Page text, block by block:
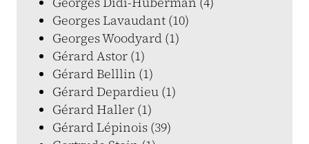
Georges Lavaudant (10)
Georges Woodyard (1)
Gérard Astor (1)
Gérard Belllin (1)
Gérard Depardieu (1)
Gérard Haller (1)
Gérard Lépinois (39)